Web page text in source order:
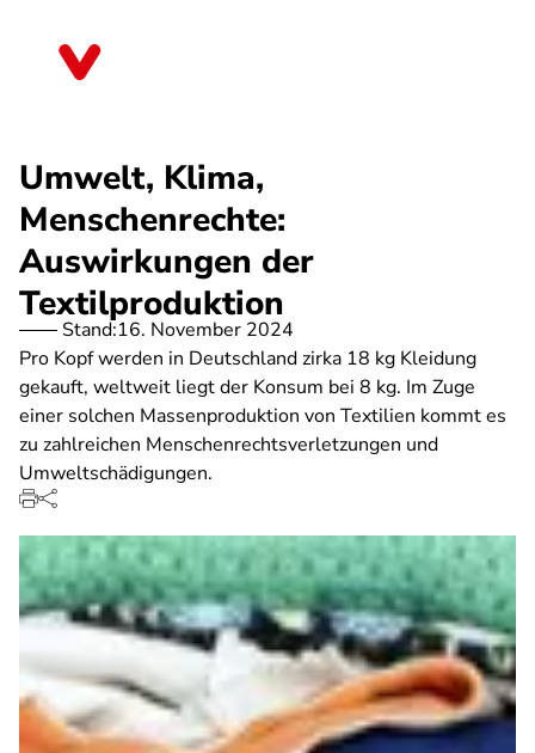
Umwelt, Klima,
Menschenrechte:
Auswirkungen der
Textilproduktion
Stand:16. November 2024
Pro Kopf werden in Deutschland zirka 18 kg Kleidung
gekauft, weltweit liegt der Konsum bei 8 kg. Im Zuge
einer solchen Massenproduktion von Textilien kommt es
zu zahlreichen Menschenrechtsverletzungen und
Umweltschädigungen.